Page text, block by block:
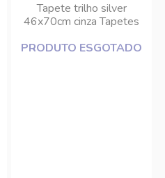
Tapete trilho silver
46x70cm cinza Tapetes
PRODUTO ESGOTADO